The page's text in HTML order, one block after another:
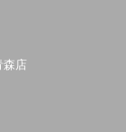
森店